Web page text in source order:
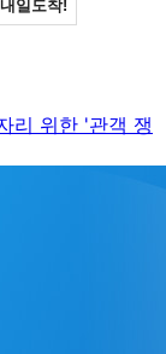
리 위한 '관객 쟁